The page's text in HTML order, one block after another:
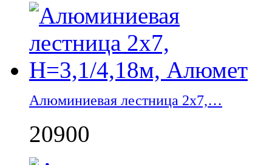
Алюминиевая лестница 2х7,…
20900